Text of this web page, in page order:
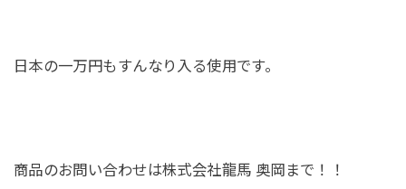
日本の一万円もすんなり入る使用です。
商品のお問い合わせは株式会社龍馬 奥岡まで！！